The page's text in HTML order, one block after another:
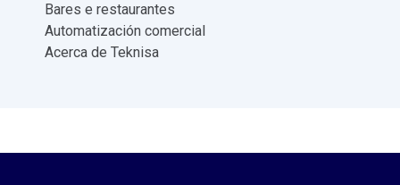
Bares e restaurantes
Automatización comercial
Acerca de Teknisa